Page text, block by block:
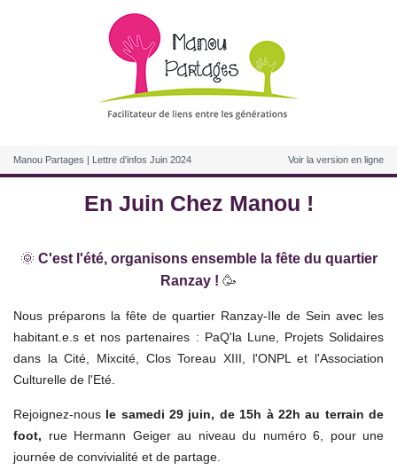
Manou Partages | Lettre d'infos Juin 2024 Voir la version en ligne
En Juin Chez Manou !
🌞 C'est l'été, organisons ensemble la fête du quartier
Ranzay ! 🥳
Nous préparons la fête de quartier Ranzay-Ile de Sein avec les
habitant.e.s et nos partenaires : PaQ'la Lune, Projets Solidaires
dans la Cité, Mixcité, Clos Toreau XIII, l'ONPL et l'Association
Culturelle de l'Eté.
Rejoignez-nous le samedi 29 juin, de 15h à 22h au terrain de
foot, rue Hermann Geiger au niveau du numéro 6, pour une
journée de convivialité et de partage.